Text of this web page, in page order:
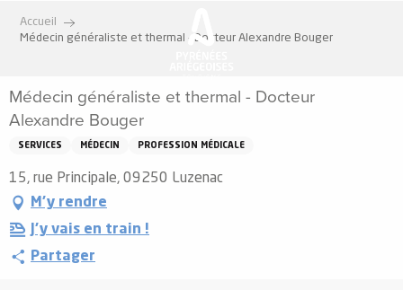
Accueil
Médecin généraliste et thermal - Docteur Alexandre Bouger
Médecin généraliste et thermal - Docteur
Alexandre Bouger
SERVICES MÉDECIN PROFESSION MÉDICALE
15, rue Principale, 09250 Luzenac
M'y rendre
J'y vais en train !
Partager